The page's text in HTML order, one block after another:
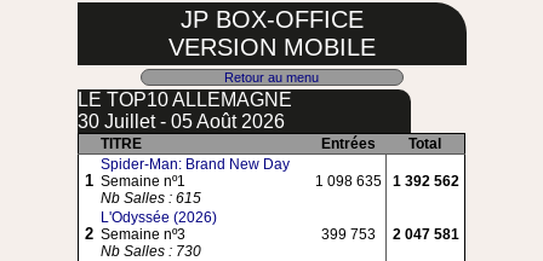
JP BOX-OFFICE
VERSION MOBILE
Retour au menu
LE TOP10 ALLEMAGNE
30 Juillet - 05 Août 2026
TITRE Entrées Total
1
Spider-Man: Brand New Day
Semaine nº1
Nb Salles : 615
1 098 635 1 392 562
2
L'Odyssée (2026)
Semaine nº3
Nb Salles : 730
399 753 2 047 581